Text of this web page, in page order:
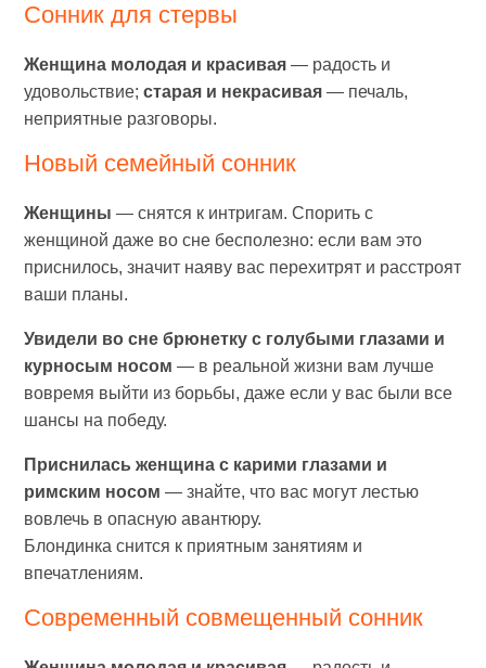
Сонник для стервы
Женщина молодая и красивая — радость и
удовольствие;старая и некрасивая — печаль,
неприятные разговоры.
Новый семейный сонник
Женщины — снятся к интригам. Спорить с
женщиной даже во сне бесполезно: если вам это
приснилось, значит наяву вас перехитрят и расстроят
ваши планы.
Увидели во сне брюнетку с голубыми глазами и
курносым носом — в реальной жизни вам лучше
вовремя выйти из борьбы, даже если у вас были все
шансы на победу.
Приснилась женщина с карими глазами и
римским носом — знайте, что вас могут лестью
вовлечь в опасную авантюру.
Блондинка снится к приятным занятиям и
впечатлениям.
Современный cовмещенный сонник